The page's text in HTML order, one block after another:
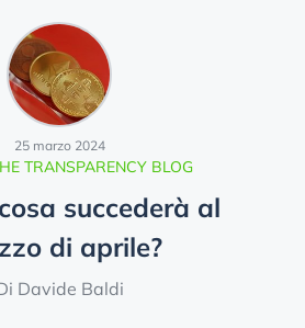
TRANSPARENCY BLOG
25 marzo 2024
succederà al
di aprile?
Davide Baldi